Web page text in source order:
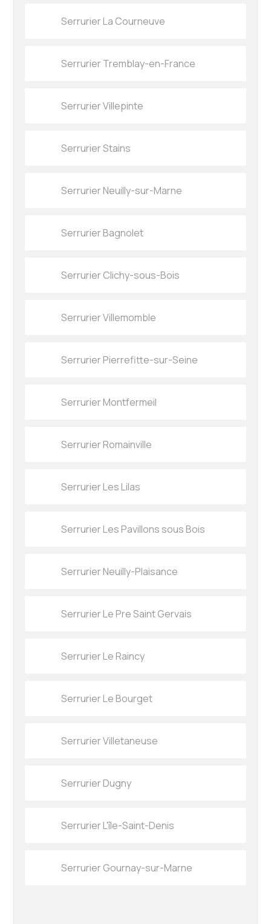
Serrurier La Courneuve
Serrurier Tremblay-en-France
Serrurier Villepinte
Serrurier Stains
Serrurier Neuilly-sur-Marne
Serrurier Bagnolet
Serrurier Clichy-sous-Bois
Serrurier Villemomble
Serrurier Pierrefitte-sur-Seine
Serrurier Montfermeil
Serrurier Romainville
Serrurier Les Lilas
Serrurier Les Pavillons sous Bois
Serrurier Neuilly-Plaisance
Serrurier Le Pre Saint Gervais
Serrurier Le Raincy
Serrurier Le Bourget
Serrurier Villetaneuse
Serrurier Dugny
Serrurier L'île-Saint-Denis
Serrurier Gournay-sur-Marne